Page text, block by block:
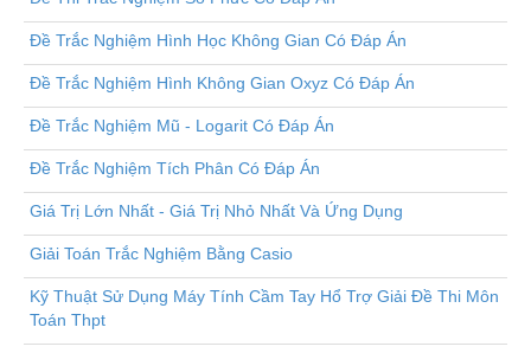
Đề Trắc Nghiệm Hình Học Không Gian Có Đáp Án
Đề Trắc Nghiệm Hình Không Gian Oxyz Có Đáp Án
Đề Trắc Nghiệm Mũ - Logarit Có Đáp Án
Đề Trắc Nghiệm Tích Phân Có Đáp Án
Giá Trị Lớn Nhất - Giá Trị Nhỏ Nhất Và Ứng Dụng
Giải Toán Trắc Nghiệm Bằng Casio
Kỹ Thuật Sử Dụng Máy Tính Cầm Tay Hổ Trợ Giải Đề Thi Môn
Toán Thpt